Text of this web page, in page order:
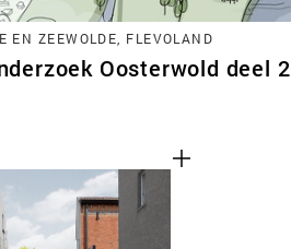
EN ZEEWOLDE, FLEVOLAND
Oosterwold deel 2